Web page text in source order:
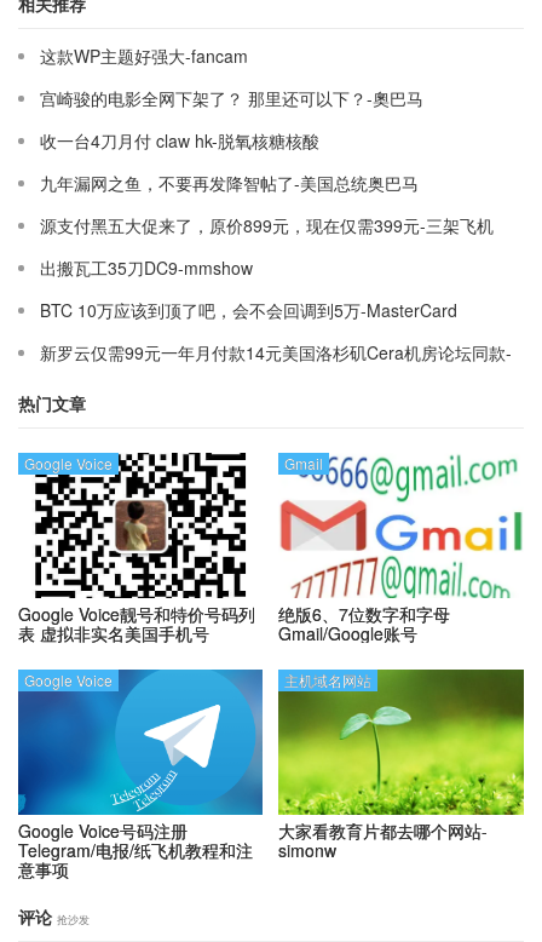
这款WP主题好强大-fancam
宫崎骏的电影全网下架了？ 那里还可以下？-奧巴马
收一台4刀月付 claw hk-脱氧核糖核酸
九年漏网之鱼，不要再发降智帖了-美国总统奥巴马
源支付黑五大促来了，原价899元，现在仅需399元-三架飞机
出搬瓦工35刀DC9-mmshow
BTC 10万应该到顶了吧，会不会回调到5万-MasterCard
新罗云仅需99元一年月付款14元美国洛杉矶Cera机房论坛同款-
热门文章
Google Voice靓号和特价号码列
表 虚拟非实名美国手机号
Google Voice
绝版6、7位数字和字母
Gmail/Google账号
Gmail
Google Voice号码注册
Telegram/电报/纸飞机教程和注
意事项
Google Voice
大家看教育片都去哪个网站-
simonw
主机域名网站
评论 抢沙发